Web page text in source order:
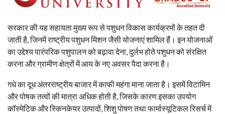
सरकार की यह सहायता मुख्य रूप से पशुधन विकास कार्यक्रमों के तहत दी
जाती है, जिनमें राष्ट्रीय पशुधन मिशन जैसी योजनाएं शामिल हैं। इन योजनाओं
का उद्देश्य पारंपरिक पशुपालन को बढ़ावा देना, दुर्लभ होते पशुधन को संरक्षित
करना और ग्रामीण क्षेत्रों में आय के नए अवसर पैदा करना है।
गधे का दूध अंतरराष्ट्रीय बाजार में काफी महंगा माना जाता है। इसमें विटामिन
और पोषक तत्वों की मात्रा अधिक होती है, जिसके कारण इसका उपयोग
कॉस्मेटिक और स्किनकेयर उत्पादों, शिशु पोषण तथा फार्मास्यूटिकल रिसर्च में